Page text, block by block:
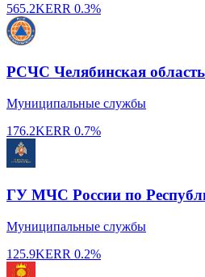
565.2KERR 0.3%
РСЧС Челябинская область
Муниципальные службы
176.2KERR 0.7%
ГУ МЧС России по
Муниципальные службы
125.9KERR 0.2%